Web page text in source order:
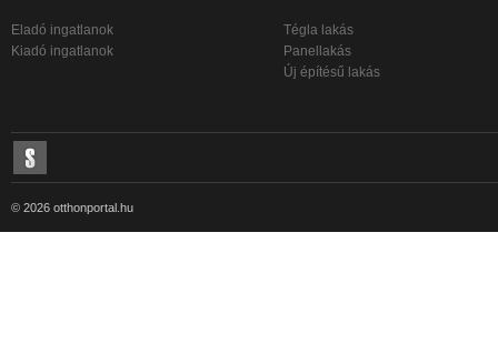
Eladó ingatlanok
Kiadó ingatlanok
Tégla lakás
Panellakás
Új építésű lakás
© 2026 otthonportal.hu